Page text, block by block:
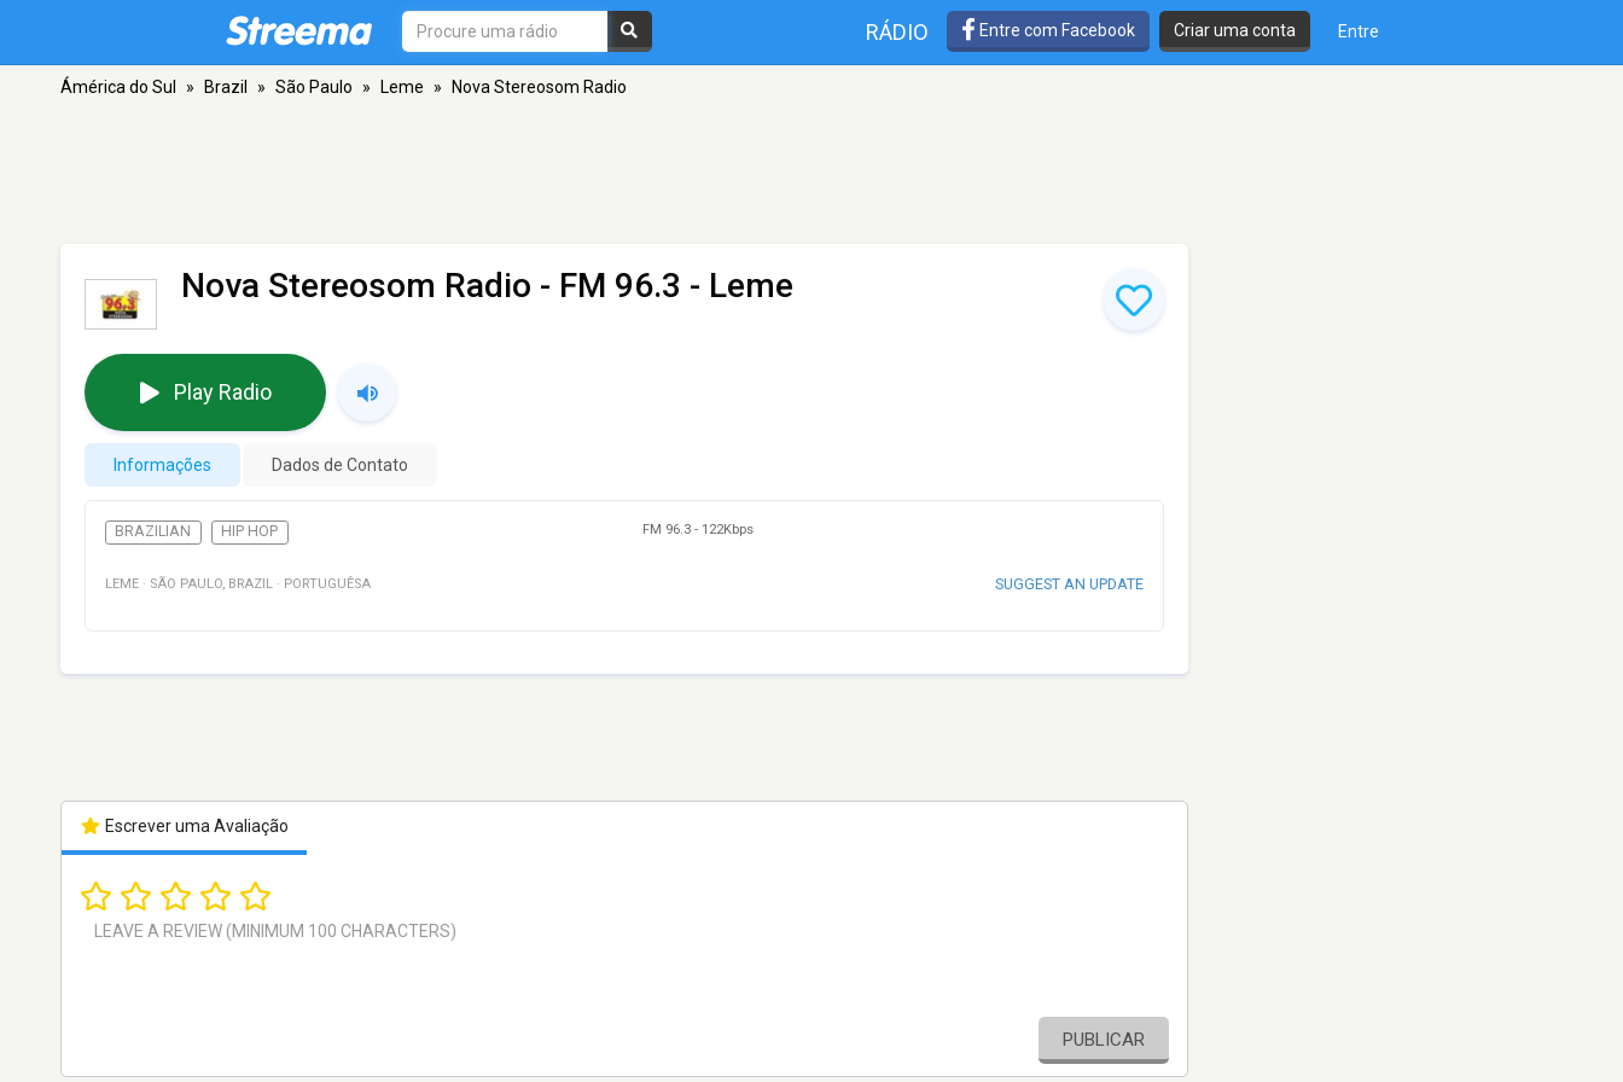
RÁDIO Entre com Facebook Criar uma conta Entre
Ámérica do Sul » Brazil » São Paulo » Leme » Nova Stereosom Radio
Nova Stereosom Radio - FM 96.3 - Leme
Play Radio
Informações Dados de Contato
BRAZILIAN HIP HOP FM 96.3 - 122Kbps
LEME · SÃO PAULO, BRAZIL · PORTUGUÊSA SUGGEST AN UPDATE
Escrever uma Avaliação
PUBLICAR